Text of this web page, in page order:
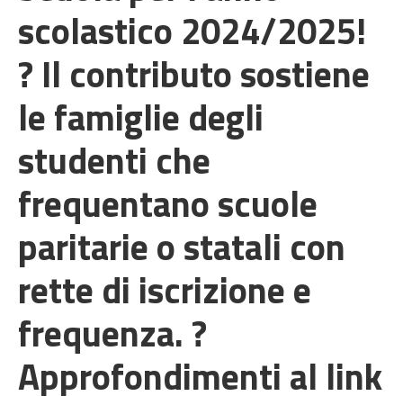
scolastico 2024/2025!
? Il contributo sostiene
le famiglie degli
studenti che
frequentano scuole
paritarie o statali con
rette di iscrizione e
frequenza. ?
Approfondimenti al link